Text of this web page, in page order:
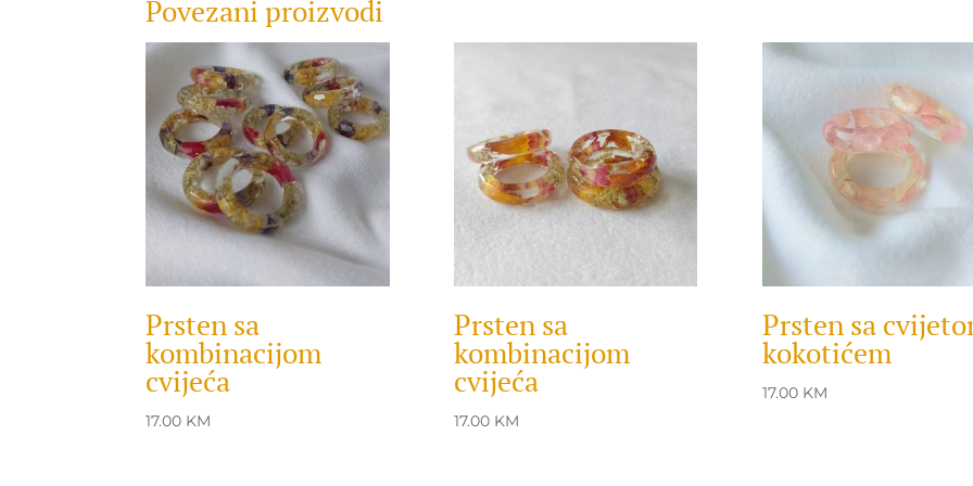
Povezani proizvodi
Prsten sa
kombinacijom
cvijeća
17.00 KM
Prsten sa
kombinacijom
cvijeća
17.00 KM
Prsten sa
kokotićem
17.00 KM